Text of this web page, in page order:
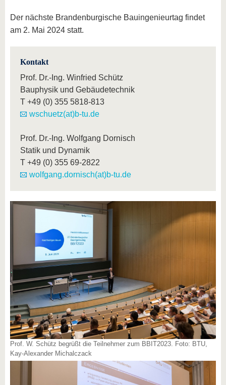
Der nächste Brandenburgische Bauingenieurtag findet
am 2. Mai 2024 statt.
Kontakt
Prof. Dr.-Ing. Winfried Schütz
Bauphysik und Gebäudetechnik
T +49 (0) 355 5818-813
wschuetz(at)b-tu.de
Prof. Dr.-Ing. Wolfgang Dornisch
Statik und Dynamik
T +49 (0) 355 69-2822
wolfgang.dornisch(at)b-tu.de
Prof. W. Schütz begrüßt die Teilnehmer zum BBIT2023. Foto: BTU,
Kay-Alexander Michalczack